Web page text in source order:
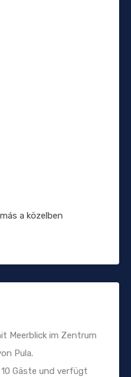
a közelben
Meerblick im Zentrum
Pula.
Gäste und verfügt